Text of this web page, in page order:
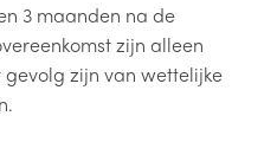
3 maanden na de
zijn alleen
zijn van wettelijke